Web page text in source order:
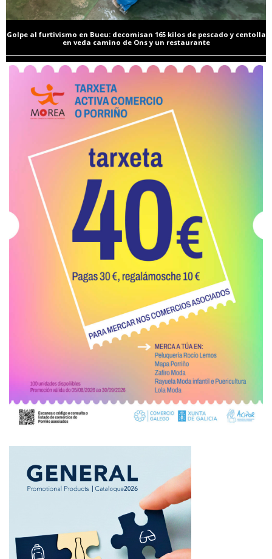
Golpe al furtivismo en Bueu: decomisan 165 kilos de pescado y centolla
en veda camino de Ons y un restaurante